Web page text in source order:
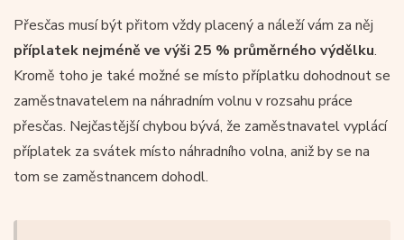
Přesčas musí být přitom vždy placený a náleží vám za něj
příplatek nejméně ve výši 25 % průměrného výdělku.
Kromě toho je také možné se místo příplatku dohodnout se
zaměstnavatelem na náhradním volnu v rozsahu práce
přesčas. Nejčastější chybou bývá, že zaměstnavatel vyplácí
příplatek za svátek místo náhradního volna, aniž by se na
tom se zaměstnancem dohodl.